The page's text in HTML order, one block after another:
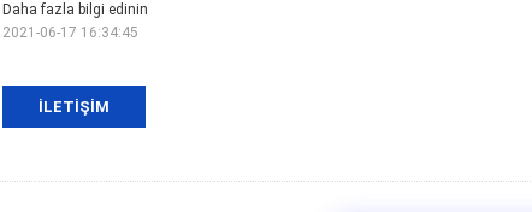
İLETIŞIM
Daha fazla bilgi edinin
2021-06-17 16:34:45